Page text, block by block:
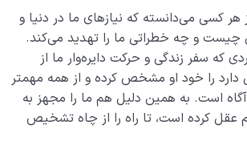
0/13
0/8
0/18
هر کسی می‌دانسته که نیازهای ما در دنیا و
چیست و چه خطراتی ما را تهدید می‌کند.
که سفر زندگی و حرکت دایره‌وار ما از
دارد را خود او مشخص کرده و از همه مهمتر
است. به همین دلیل هم ما را مجهز به
عقل کرده است، تا راه را از چاه تشخیص